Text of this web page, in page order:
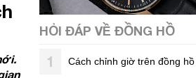
HỎI ĐÁP VỀ ĐỒNG HỒ
1 Cách chỉnh giờ trên đồng